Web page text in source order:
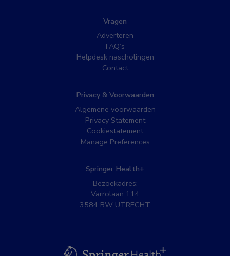
Vragen
Adverteren
FAQ’s
Helpdesk nascholingen
Contact
Privacy & Voorwaarden
Algemene voorwaarden
Privacy Statement
Cookiestatement
Manage Preferences
Springer Health+
Bezoekadres:
Varrolaan 114
3584 BW UTRECHT
BSL